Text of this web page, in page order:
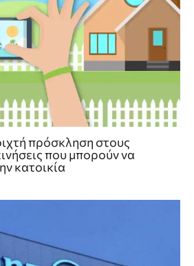
πρόσκληση στους
που μπορούν να
κατοικία